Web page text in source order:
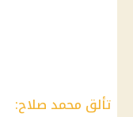
تألق محمد صلاح: